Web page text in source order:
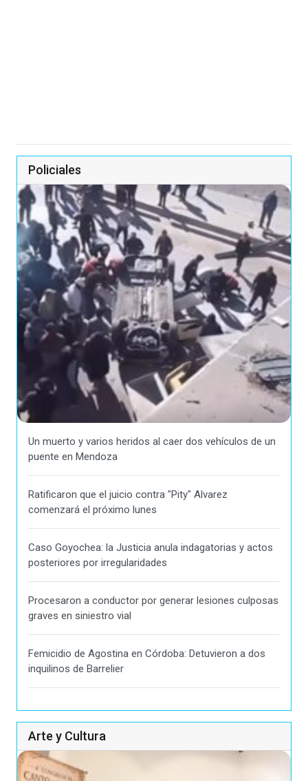
Policiales
Un muerto y varios heridos al caer dos vehículos de un
puente en Mendoza
Ratificaron que el juicio contra "Pity" Alvarez
comenzará el próximo lunes
Caso Goyochea: la Justicia anula indagatorias y actos
posteriores por irregularidades
Procesaron a conductor por generar lesiones culposas
graves en siniestro vial
Femicidio de Agostina en Córdoba: Detuvieron a dos
inquilinos de Barrelier
Arte y Cultura